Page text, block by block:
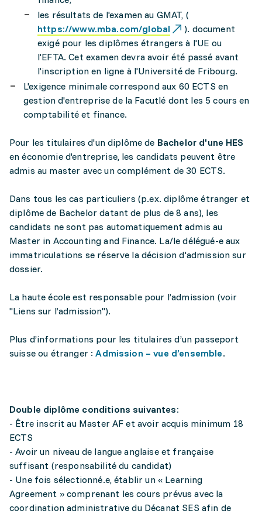
les résultats de l'examen au GMAT, (
https://www.mba.com/global
). document
exigé pour les diplômes étrangers à l'UE ou
l'EFTA. Cet examen devra avoir été passé avant
l'inscription en ligne à l'Université de Fribourg.
L'exigence minimale correspond aux 60 ECTS en
gestion d'entreprise de la Facutlé dont les 5 cours en
comptabilité et finance.
Pour les titulaires d'un diplôme de Bachelor d'une HES
en économie d'entreprise, les candidats peuvent être
admis au master avec un complément de 30 ECTS.
Dans tous les cas particuliers (p.ex. diplôme étranger et
diplôme de Bachelor datant de plus de 8 ans), les
candidats ne sont pas automatiquement admis au
Master in Accounting and Finance. La/le délégué-e aux
immatriculations se réserve la décision d'admission sur
dossier.
La haute école est responsable pour l’admission (voir
"Liens sur l’admission").
Plus d’informations pour les titulaires d’un passeport
suisse ou étranger :Admission – vue d’ensemble.
Double diplôme conditions suivantes:
- Être inscrit au Master AF et avoir acquis minimum 18
ECTS
- Avoir un niveau de langue anglaise et française
suffisant (responsabilité du candidat)
- Une fois sélectionné.e, établir un « Learning
Agreement » comprenant les cours prévus avec la
coordination administrative du Décanat SES afin de